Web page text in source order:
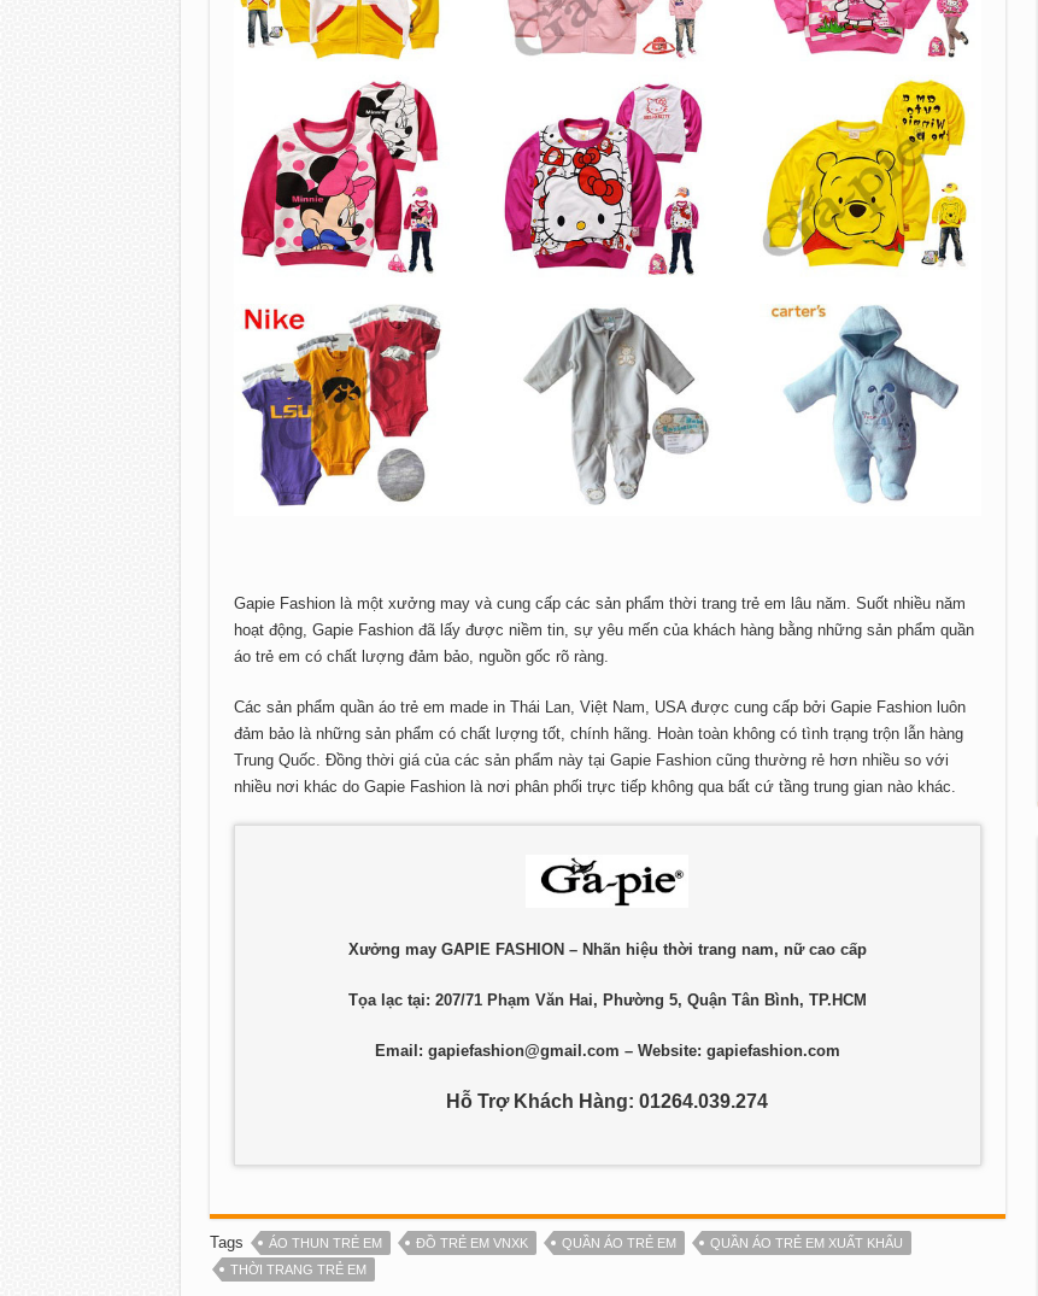
Gapie Fashion là một xưởng may và cung cấp các sản phẩm thời trang trẻ em lâu năm. Suốt nhiều năm
hoạt động, Gapie Fashion đã lấy được niềm tin, sự yêu mến của khách hàng bằng những sản phẩm quần
áo trẻ em có chất lượng đảm bảo, nguồn gốc rõ ràng.
Các sản phẩm quần áo trẻ em made in Thái Lan, Việt Nam, USA được cung cấp bởi Gapie Fashion luôn
đảm bảo là những sản phẩm có chất lượng tốt, chính hãng. Hoàn toàn không có tình trạng trộn lẫn hàng
Trung Quốc. Đồng thời giá của các sản phẩm này tại Gapie Fashion cũng thường rẻ hơn nhiều so với
nhiều nơi khác do Gapie Fashion là nơi phân phối trực tiếp không qua bất cứ tầng trung gian nào khác.
Xưởng may GAPIE FASHION – Nhãn hiệu thời trang nam, nữ cao cấp
Tọa lạc tại: 207/71 Phạm Văn Hai, Phường 5, Quận Tân Bình, TP.HCM
Email: gapiefashion@gmail.com – Website: gapiefashion.com
Hỗ Trợ Khách Hàng: 01264.039.274
Tags ÁO THUN TRẺ EM ĐỒ TRẺ EM VNXK QUẦN ÁO TRẺ EM
QUẦN ÁO TRẺ EM XUẤT KHẨU
THỜI TRANG TRẺ EM